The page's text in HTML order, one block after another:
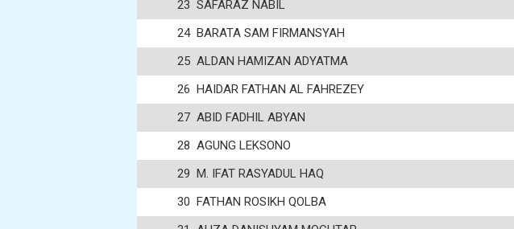
23 SAFARAZ NABIL
24 BARATA SAM FIRMANSYAH
25 ALDAN HAMIZAN ADYATMA
26 HAIDAR FATHAN AL FAHREZEY
27 ABID FADHIL ABYAN
28 AGUNG LEKSONO
29 M. IFAT RASYADUL HAQ
30 FATHAN ROSIKH QOLBA